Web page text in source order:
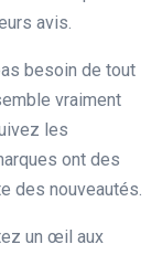
avis.
besoin de tout
vraiment
les
ont des
des nouveautés.
un œil aux